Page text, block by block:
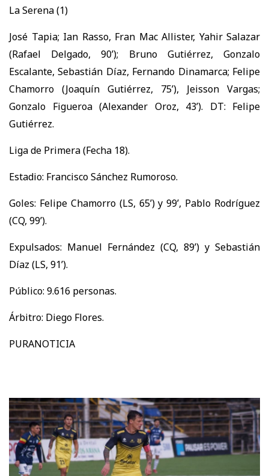
La Serena (1)
José Tapia; Ian Rasso, Fran Mac Allister, Yahir Salazar
(Rafael Delgado, 90’); Bruno Gutiérrez, Gonzalo
Escalante, Sebastián Díaz, Fernando Dinamarca; Felipe
Chamorro (Joaquín Gutiérrez, 75’), Jeisson Vargas;
Gonzalo Figueroa (Alexander Oroz, 43’). DT: Felipe
Gutiérrez.
Liga de Primera (Fecha 18).
Estadio: Francisco Sánchez Rumoroso.
Goles: Felipe Chamorro (LS, 65’) y 99’, Pablo Rodríguez
(CQ, 99’).
Expulsados: Manuel Fernández (CQ, 89’) y Sebastián
Díaz (LS, 91’).
Público: 9.616 personas.
Árbitro: Diego Flores.
PURANOTICIA